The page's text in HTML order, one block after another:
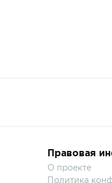
Правовая
О проекте
Политика